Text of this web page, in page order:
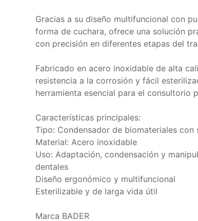
Gracias a su diseño multifuncional con
forma de cuchara, ofrece una solución
con precisión en diferentes etapas del
Fabricado en acero inoxidable de alta
resistencia a la corrosión y fácil
herramienta esencial para el consultorio
Características principales:
Tipo: Condensador de biomateriales con
Material: Acero inoxidable
Uso: Adaptación, condensación y
dentales
Diseño ergonómico y multifuncional
Esterilizable y de larga vida útil
Marca BADER